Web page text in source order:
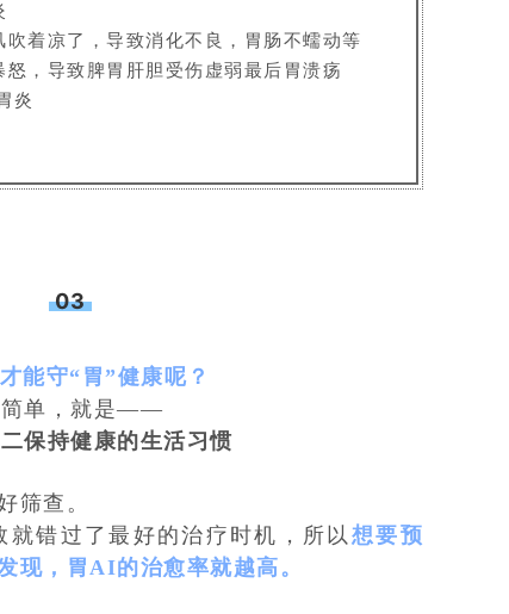
着凉了，导致消化不良，胃肠不蠕动等
，导致脾胃肝胆受伤虚弱最后胃溃疡
炎
03
能守“胃”健康呢？
单，就是——
保持健康的生活习惯
筛查。
错过了最好的治疗时机，所以 想要预
现，胃AI的治愈率就越高。